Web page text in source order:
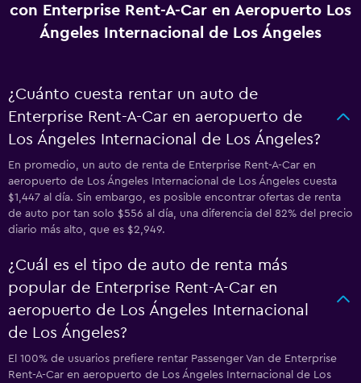
con Enterprise Rent-A-Car en Aeropuerto Los
Ángeles Internacional de Los Ángeles
¿Cuánto cuesta rentar un auto de
Enterprise Rent-A-Car en aeropuerto de
Los Ángeles Internacional de Los Ángeles?
En promedio, un auto de renta de Enterprise Rent-A-Car en
aeropuerto de Los Ángeles Internacional de Los Ángeles cuesta
$1,447 al día. Sin embargo, es posible encontrar ofertas de renta
de auto por tan solo $556 al día, una diferencia del 82% del precio
diario más alto, que es $2,949.
¿Cuál es el tipo de auto de renta más
popular de Enterprise Rent-A-Car en
aeropuerto de Los Ángeles Internacional
de Los Ángeles?
El 100% de usuarios prefiere rentar Passenger Van de Enterprise
Rent-A-Car en aeropuerto de Los Ángeles Internacional de Los